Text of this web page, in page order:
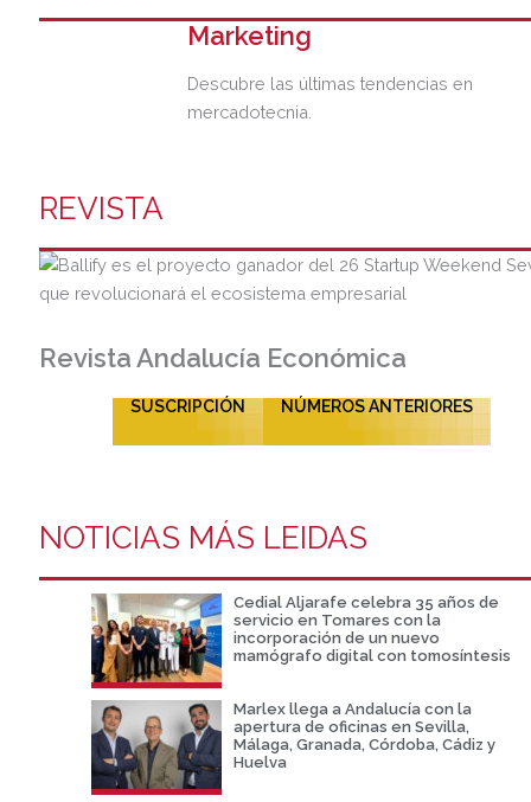
Marketing
Descubre las últimas tendencias en
mercadotecnia.
REVISTA
Revista Andalucía Económica
SUSCRIPCIÓN NÚMEROS ANTERIORES
NOTICIAS MÁS LEIDAS
Cedial Aljarafe celebra 35 años de
servicio en Tomares con la
incorporación de un nuevo
mamógrafo digital con tomosíntesis
Marlex llega a Andalucía con la
apertura de oficinas en Sevilla,
Málaga, Granada, Córdoba, Cádiz y
Huelva